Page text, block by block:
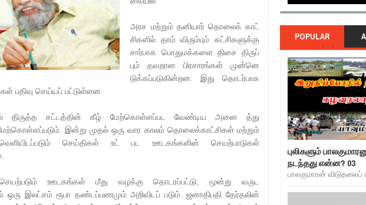
வரலாற்று பெருமை கொண்ட வல்வை மண் !!!
மக்களும் - விசேட செய்திகளுக்கு அப்பால்
அரச மற்றும் தனியார் தொலைக் காட்
சிகளில் தாம் விரும்பும் கட்சிகளுக்கு
சார்பாக பொதுமக்களை திசை திருப்
பும் தவறான பிரசாரங்கள் முன்னெ
டுக்கப்படுகின்றன. இது தொடர்பாக
பதிவு செய்யப் பட்டுள்ளன.
திருத்த சட்டத்தின் கீழ் மேற்கொள்ளப்பட வேண்டிய அனை த்து
இன்று முதல் ஒரு வார காலம் தொலைக்காட்சிகள் மற்றும்
வெளியிடப்படும் செய்திகள் உட் பட ஊடகங்களின் செயற்பாடுகள்
ஊடகங்கள் மீது வழக்கு தொடரப்பட்டு, மூன்று வருட
இலட்சம் ரூபா தண்டப்பணமும் அறிவிடப் படும். ஜனாதிபதி தேர்தலின்
POPULAR
புலிகளும்
நடந்தது என்ன? 03
பாலகுமாரன் விடுதலைப்